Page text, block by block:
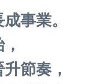
事業。
節奏，